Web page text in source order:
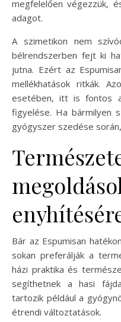
megfelelően végezzük,
adagot.
A szimetikon nem
bélrendszerben fejt ki
jutna. Ezért az
mellékhatások ritkák.
esetében, itt is fontos
figyelése. Ha bármilyen
gyógyszer szedése
Bár az Espumisan
sokan preferálják a
házi praktika és
segíthetnek a hasi
tartozik például a
étrendi változtatások.